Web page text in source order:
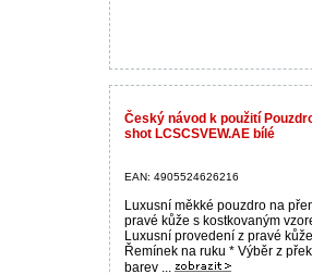
Český návod k použití
shot LCSCSVEW.AE bílé
EAN: 4905524626216
Luxusní měkké pouzdro na
pravé kůže s kostkovaným
Luxusní provedení z pravé
Řemínek na ruku * Výběr z
barev ...